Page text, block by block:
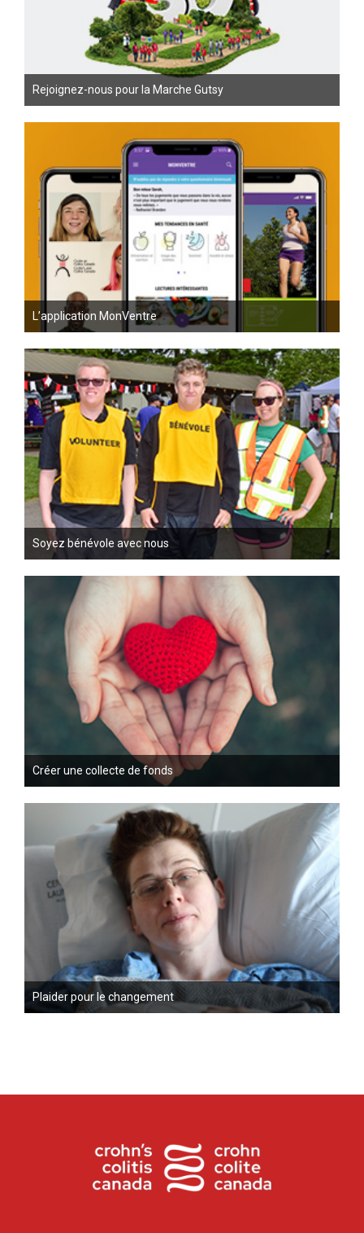
Rejoignez-nous pour la Marche Gutsy
L’application MonVentre
Soyez bénévole avec nous
Créer une collecte de fonds
Plaider pour le changement